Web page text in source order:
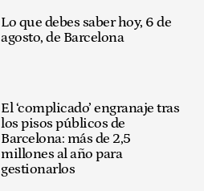
Lo que debes saber hoy, 6 de
agosto, de Barcelona
El ‘complicado’ engranaje tras
los pisos públicos de
Barcelona: más de 2,5
millones al año para
gestionarlos